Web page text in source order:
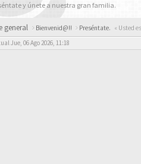
y únete a nuestra gran familia.
general Bienvenid@!! Preséntate. « Usted
Jue, 06 Ago 2026, 11:18